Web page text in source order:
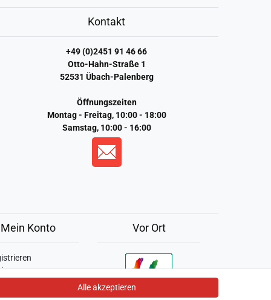
Kontakt
+49 (0)2451 91 46 66
Otto-Hahn-Straße 1
52531 Übach-Palenberg
Öffnungszeiten
Montag - Freitag, 10:00 - 18:00
Samstag, 10:00 - 16:00
Mein Konto
Kasse
Vor Ort
Alle akzeptieren